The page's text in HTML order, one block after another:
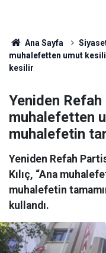
Ana Sayfa
muhalefetten umut
kesilir
Yeniden
muhalefetten
muhalefetin
Yeniden Refah
Kılıç, “Ana
muhalefetin
kullandı.